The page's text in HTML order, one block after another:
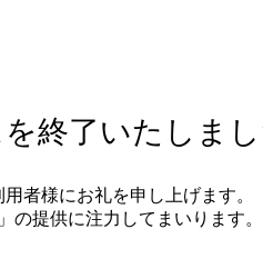
終了いたしま
者様にお礼を申し上げます。
の提供に注力してまいります。